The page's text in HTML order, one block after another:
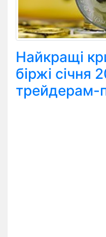
Найкращі
біржі січня
трейдерам-